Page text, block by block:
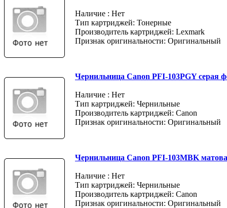
Наличие : Нет
Тип картриджей: Тонерные
Производитель картриджей: Lexmark
Признак оригинальности: Оригинальный
Чернильница Canon PFI-103PGY серая
Наличие : Нет
Тип картриджей: Чернильные
Производитель картриджей: Canon
Признак оригинальности: Оригинальный
Чернильница Canon PFI-103MBK
Наличие : Нет
Тип картриджей: Чернильные
Производитель картриджей: Canon
Признак оригинальности: Оригинальный